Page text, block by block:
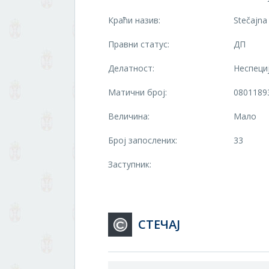
Краћи назив:
Правни статус: ДП
Делатност:
Матични број:
Величина: Мало
Број запослених: 33
Заступник:
СТЕЧАЈ